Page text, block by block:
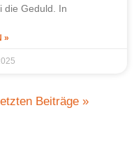
die Geduld. In
»
Beiträge »